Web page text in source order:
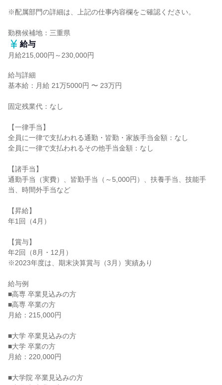
※配属部門の詳細は、上記の仕事内容欄をご確認ください。
勤務候補地：三重県
給与
月給215,000円～230,000円
給与詳細
基本給：月給 21万5000円 〜 23万円
固定残業代：なし
【一律手当】
全員に一律で支払われる通勤・皆勤・家族手当金額：なし
全員に一律で支払われるその他手当金額：なし
【諸手当】
通勤手当（実費）、皆勤手当（～5,000円）、扶養手当、技能手
当、時間外手当など
【昇給】
年1回（4月）
【賞与】
年2回（8月・12月）
※2023年度は、期末決算賞与（3月）実績あり
給与例
■高専 卒業見込みの方
■高専 卒業の方
月給：215,000円
■大学 卒業見込みの方
■大学 卒業の方
月給：220,000円
■大学院 卒業見込みの方